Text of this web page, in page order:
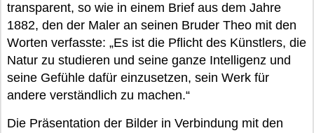
transparent, so wie in einem Brief aus dem Jahre
1882, den der Maler an seinen Bruder Theo mit den
Worten verfasste: „Es ist die Pflicht des Künstlers, die
Natur zu studieren und seine ganze Intelligenz und
seine Gefühle dafür einzusetzen, sein Werk für
andere verständlich zu machen.“
Die Präsentation der Bilder in Verbindung mit den